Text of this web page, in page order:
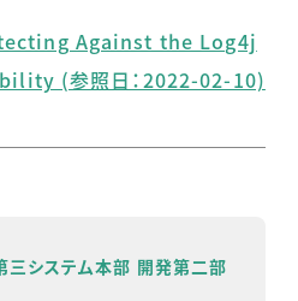
Against the Log4j
(参照日：2022-02-10)
三システム本部 開発第二部